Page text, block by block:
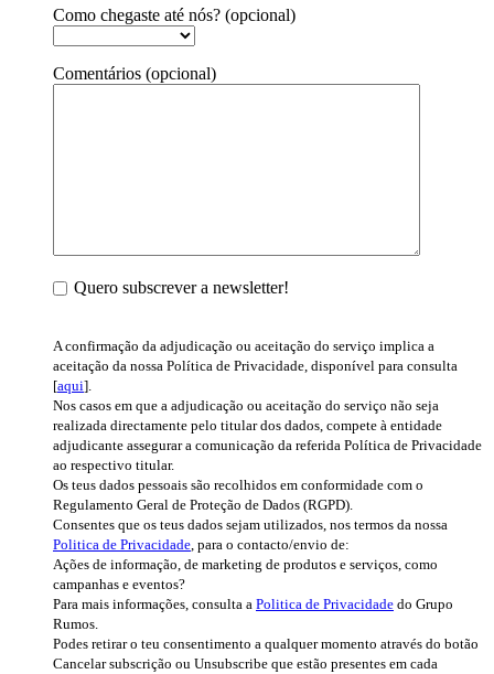
Como chegaste até nós? (opcional)
Comentários (opcional)
Quero subscrever a newsletter!
A confirmação da adjudicação ou aceitação do serviço implica a
aceitação da nossa Política de Privacidade, disponível para consulta
[aqui].
Nos casos em que a adjudicação ou aceitação do serviço não seja
realizada directamente pelo titular dos dados, compete à entidade
adjudicante assegurar a comunicação da referida Política de Privacidade
ao respectivo titular.
Os teus dados pessoais são recolhidos em conformidade com o
Regulamento Geral de Proteção de Dados (RGPD).
Consentes que os teus dados sejam utilizados, nos termos da nossa
Politica de Privacidade , para o contacto/envio de:
Ações de informação, de marketing de produtos e serviços, como
campanhas e eventos?
Para mais informações, consulta a Politica de Privacidade do Grupo
Rumos.
Podes retirar o teu consentimento a qualquer momento através do botão
Cancelar subscrição ou Unsubscribe que estão presentes em cada